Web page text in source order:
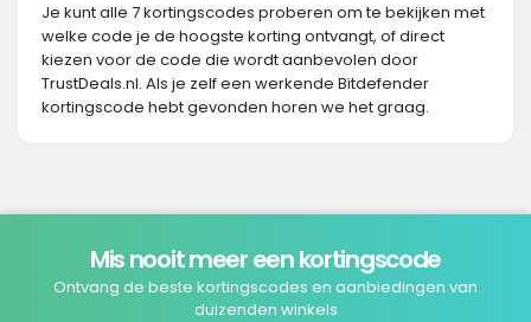
Je kunt alle 7 kortingscodes proberen om te bekijken met
welke code je de hoogste korting ontvangt, of direct
kiezen voor de code die wordt aanbevolen door
TrustDeals.nl. Als je zelf een werkende Bitdefender
kortingscode hebt gevonden horen we het graag.
Mis nooit meer een kortingscode
Ontvang de beste kortingscodes en aanbiedingen van
duizenden winkels